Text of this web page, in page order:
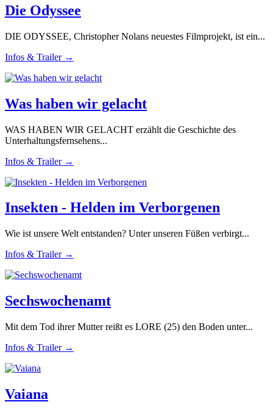
Die Odyssee
DIE ODYSSEE, Christopher Nolans neuestes Filmprojekt, ist ein...
Infos & Trailer →
Was haben wir gelacht
WAS HABEN WIR GELACHT erzählt die Geschichte des
Unterhaltungsfernsehens...
Infos & Trailer →
Insekten - Helden im Verborgenen
Wie ist unsere Welt entstanden? Unter unseren Füßen verbirgt...
Infos & Trailer →
Sechswochenamt
Mit dem Tod ihrer Mutter reißt es LORE (25) den Boden unter...
Infos & Trailer →
Vaiana